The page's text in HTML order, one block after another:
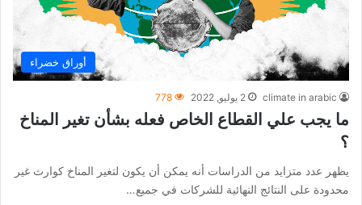
أوراق خضراء
climate in arabic 2 يوليو, 2022 778
ما يجب علي القطاع الخاص فعله بشأن تغير المناخ
؟
يظهر عدد متزايد من الدراسات أنه يمكن أن يكون لتغير المناخ كوارث غير
محدودة على النتائج النهائية للشركات في جميع…